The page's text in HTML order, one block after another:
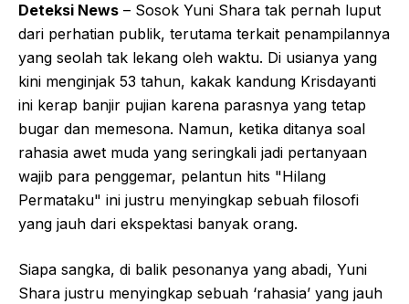
Deteksi News – Sosok Yuni Shara tak pernah luput
dari perhatian publik, terutama terkait penampilannya
yang seolah tak lekang oleh waktu. Di usianya yang
kini menginjak 53 tahun, kakak kandung Krisdayanti
ini kerap banjir pujian karena parasnya yang tetap
bugar dan memesona. Namun, ketika ditanya soal
rahasia awet muda yang seringkali jadi pertanyaan
wajib para penggemar, pelantun hits "Hilang
Permataku" ini justru menyingkap sebuah filosofi
yang jauh dari ekspektasi banyak orang.
Siapa sangka, di balik pesonanya yang abadi, Yuni
Shara justru menyingkap sebuah ‘rahasia’ yang jauh